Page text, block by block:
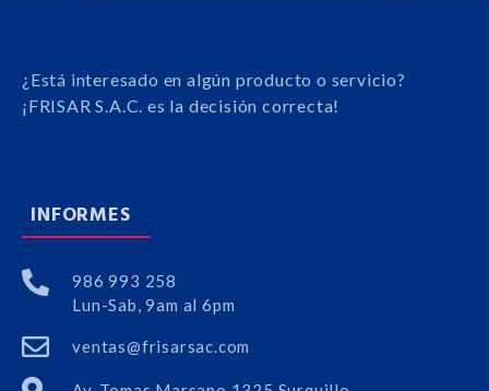
¿Está interesado en algún producto o servicio?
¡FRISAR S.A.C. es la decisión correcta!
INFORMES
986 993 258
Lun-Sab, 9am al 6pm
ventas@frisarsac.com